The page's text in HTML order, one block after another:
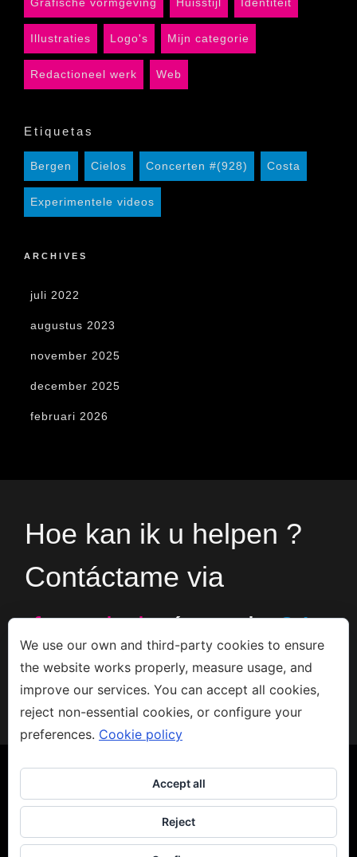
Illustraties Logo's Mijn categorie
Redactioneel werk Web
Etiquetas
Bergen Cielos Concerten #(928) Costa
Experimentele videos
ARCHIVES
juli 2022
augustus 2023
november 2025
december 2025
februari 2026
Hoe kan ik u helpen ?
Contáctame via
formularioó en el+34
666533308
Copyright 2023 - Jacco van den Hoek - ArteAviso legal-Privacidad-
We use our own and third-party cookies to ensure
the website works properly, measure usage, and
improve our services. You can accept all cookies,
reject non-essential cookies, or configure your
preferences. Cookie policy
Accept all
Reject